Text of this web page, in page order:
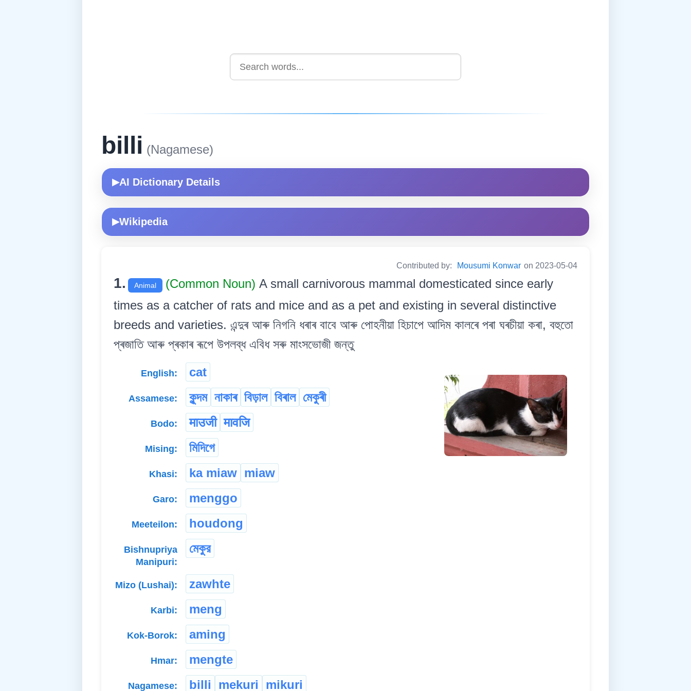
billi (Nagamese)
▶AI Dictionary Details
▶Wikipedia
Contributed by: Mousumi Konwar on 2023-05-04
1. Animal (Common Noun) A small carnivorous mammal domesticated since early
times as a catcher of rats and mice and as a pet and existing in several distinctive
breeds and varieties. এন্দুৰ আৰু নিগনি ধৰাৰ বাবে আৰু পোহনীয়া হিচাপে আদিম কালৰে পৰা ঘৰচীয়া কৰা, বহুতো
প্ৰজাতি আৰু প্ৰকাৰ ৰূপে উপলব্ধ এবিধ সৰু মাংসভোজী জন্তু
English: cat
Assamese: কুন্দম নাকাৰ বিড়াল বিৰাল মেকুৰী
Bodo: माउजी मावजि
Mising: মিদিগে
Khasi: ka miaw miaw
Garo: menggo
Meeteilon: houdong
Bishnupriya
Manipuri:
মেকুর
Mizo (Lushai): zawhte
Karbi: meng
Kok-Borok: aming
Hmar: mengte
Nagamese: billi mekuri mikuri